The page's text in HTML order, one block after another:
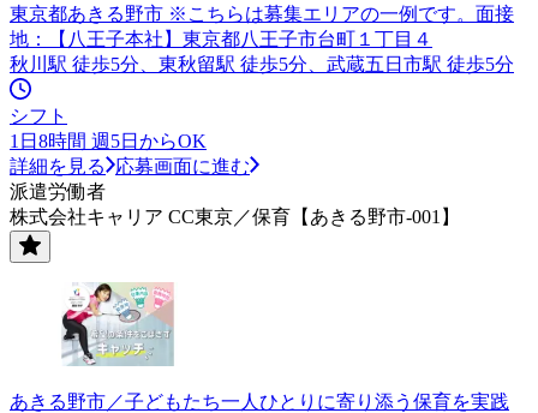
東京都あきる野市 ※こちらは募集エリアの一例です。面接
地：【八王子本社】東京都八王子市台町１丁目４
秋川駅 徒歩5分、東秋留駅 徒歩5分、武蔵五日市駅 徒歩5分
シフト
1日8時間 週5日からOK
詳細を見る
応募画面に進む
派遣労働者
株式会社キャリア CC東京／保育【あきる野市-001】
あきる野市／子どもたち一人ひとりに寄り添う保育を実践